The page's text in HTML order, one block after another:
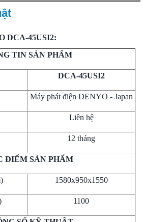
DCA-45USI2:
TIN SẢN PHẨM
DCA-45USI2
Máy phát điện DENYO - Japan
Liên hệ
12 tháng
ĐIỂM SẢN PHẨM
1580x950x1550
1100